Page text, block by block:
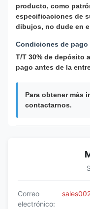
producto, como
especificaciones de
dibujos, no dude en
Condiciones de pago
T/T 30% de depósito
pago antes de la
Para obtener más
contactarnos.
Correo
electrónico: